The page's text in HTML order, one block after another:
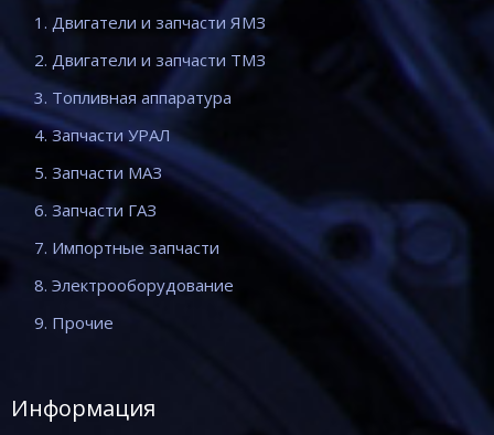
1. Двигатели и запчасти ЯМЗ
2. Двигатели и запчасти ТМЗ
3. Топливная аппаратура
4. Запчасти УРАЛ
5. Запчасти МАЗ
6. Запчасти ГАЗ
7. Импортные запчасти
8. Электрооборудование
9. Прочие
Информация